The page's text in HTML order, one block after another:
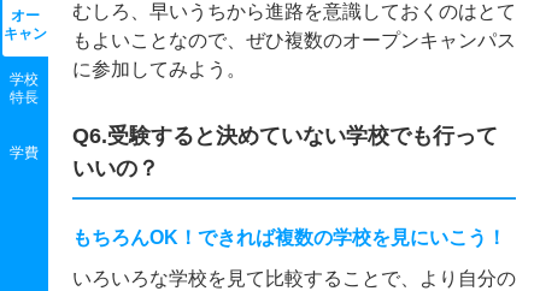
オー
キャン
学校
特長
学費
むしろ、早いうちから進路を意識しておくのはとて
もよいことなので、ぜひ複数のオープンキャンパス
に参加してみよう。
Q6.受験すると決めていない学校でも行って
いいの？
もちろんOK！できれば複数の学校を見にいこう！
いろいろな学校を見て比較することで、より自分の